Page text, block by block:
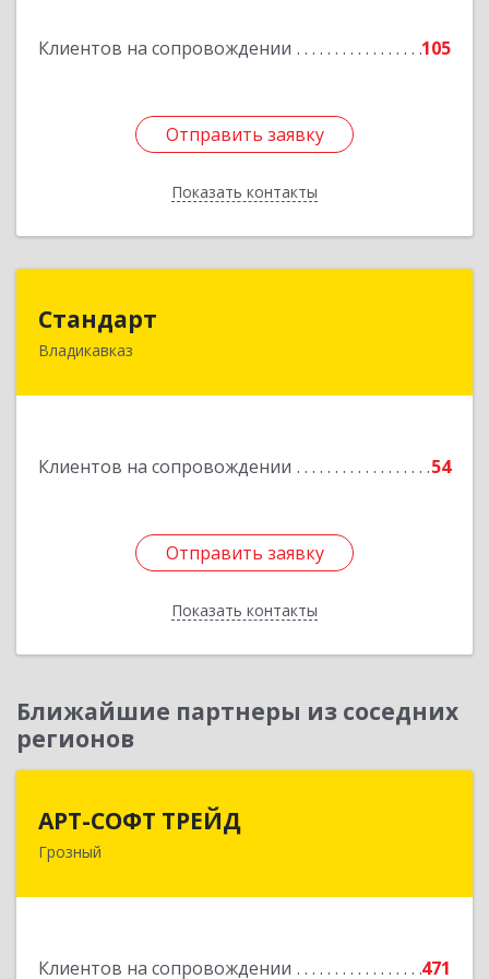
Клиентов на сопровождении 105
Отправить заявку
Показать контакты
Отправить заявку
Назад
Стандарт
Владикавказ
Клиентов на сопровождении 54
Отправить заявку
Показать контакты
362025, Северная Осетия - Алания Респ,
Подробнее
Отправить заявку
Назад
Ближайшие партнеры из соседних
регионов
АРТ-СОФТ ТРЕЙД
Грозный
Клиентов на сопровождении 471
364013, Чеченская Респ, Грозный г, Полярников